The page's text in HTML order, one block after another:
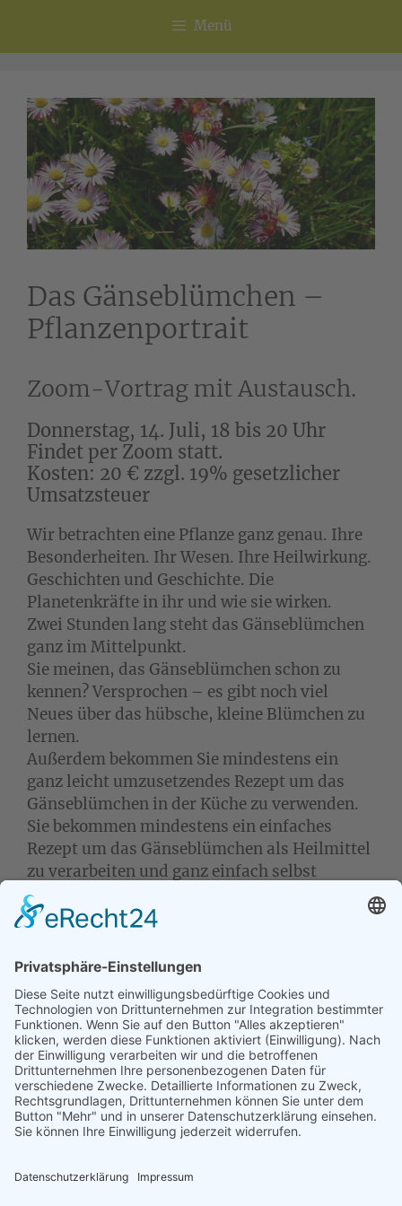
Menü
Das Gänseblümchen –
Pflanzenportrait
Zoom-Vortrag mit Austausch.
Donnerstag, 14. Juli, 18 bis 20 Uhr
Findet per Zoom statt.
Kosten: 20 € zzgl. 19% gesetzlicher
Umsatzsteuer
Wir betrachten eine Pflanze ganz genau. Ihre
Besonderheiten. Ihr Wesen. Ihre Heilwirkung.
Geschichten und Geschichte. Die
Planetenkräfte in ihr und wie sie wirken.
Zwei Stunden lang steht das Gänseblümchen
ganz im Mittelpunkt.
Sie meinen, das Gänseblümchen schon zu
kennen? Versprochen – es gibt noch viel
Neues über das hübsche, kleine Blümchen zu
lernen.
Außerdem bekommen Sie mindestens ein
ganz leicht umzusetzendes Rezept um das
Gänseblümchen in der Küche zu verwenden.
Sie bekommen mindestens ein einfaches
Rezept um das Gänseblümchen als Heilmittel
zu verarbeiten und ganz einfach selbst
anzuwenden.
Die Anmeldung kann schriftlich oder
ist ein Rücktritt von der Veranstaltung bis
Bei einer späteren Absage werden die
kompletten Gebühren fällig.
Tierkommunikation lernen